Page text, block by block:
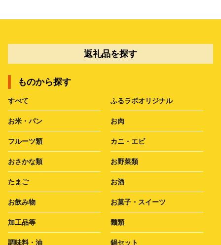
返礼品を探す
ものから探す
すべて ふるラボオリジナル
お米・パン お肉
フルーツ類 カニ・エビ
おさかな類 お野菜類
たまご お酒
お飲み物 お菓子・スイーツ
加工品等 麺類
調味料・油 鍋セット